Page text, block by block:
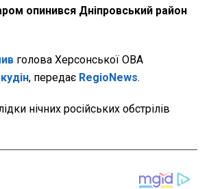
опинився Дніпровський район
голова Херсонської ОВА
, передає RegioNews.
нічних російських обстрілів